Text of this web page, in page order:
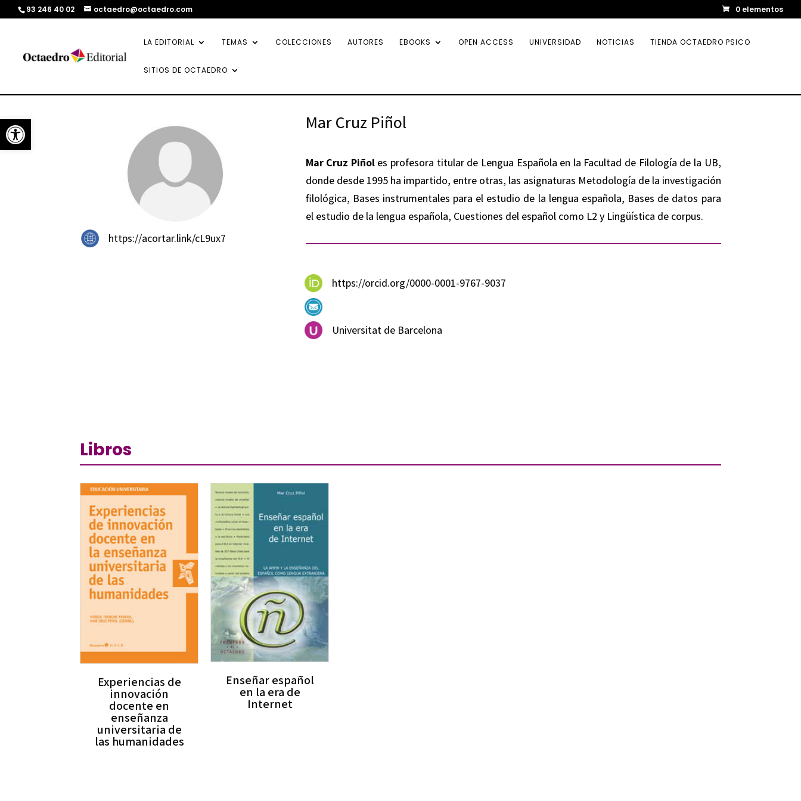
Abrir barra de herramientas
93 246 40 02 octaedro@octaedro.com 0 elementos
LA EDITORIAL TEMAS COLECCIONES AUTORES EBOOKS OPEN ACCESS UNIVERSIDAD NOTICIAS TIENDA OCTAEDRO PSICO
SITIOS DE OCTAEDRO
https://acortar.link/cL9ux7
Mar Cruz Piñol
Mar Cruz Piñoles profesora titular de Lengua Española en la Facultad de Filología de la UB,
donde desde 1995 ha impartido, entre otras, las asignaturas Metodología de la investigación
filológica, Bases instrumentales para el estudio de la lengua española, Bases de datos para
el estudio de la lengua española, Cuestiones del español como L2 y Lingüística de corpus.
https://orcid.org/0000-0001-9767-9037
Universitat de Barcelona
Libros
Experiencias de
innovación
docente en
enseñanza
universitaria de
las humanidades
Enseñar español
en la era de
Internet